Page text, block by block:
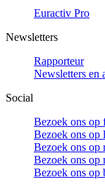
Euractiv Pro
Newsletters
Rapporteur
Newsletters en
Social
Bezoek ons op
Bezoek ons op
Bezoek ons op
Bezoek ons op
Bezoek ons op